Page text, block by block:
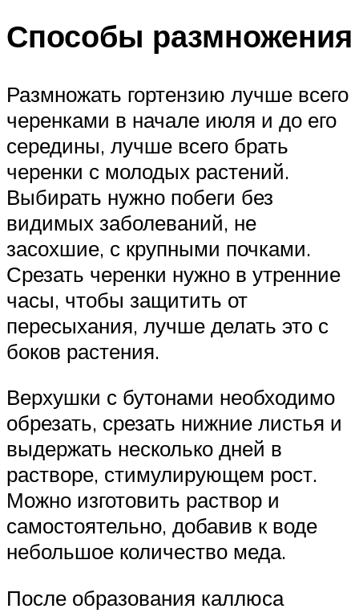
Способы размножения
Размножать гортензию лучше всего
черенками в начале июля и до его
середины, лучше всего брать
черенки с молодых растений.
Выбирать нужно побеги без
видимых заболеваний, не
засохшие, с крупными почками.
Срезать черенки нужно в утренние
часы, чтобы защитить от
пересыхания, лучше делать это с
боков растения.
Верхушки с бутонами необходимо
обрезать, срезать нижние листья и
выдержать несколько дней в
растворе, стимулирующем рост.
Можно изготовить раствор и
самостоятельно, добавив к воде
небольшое количество меда.
После образования каллюса